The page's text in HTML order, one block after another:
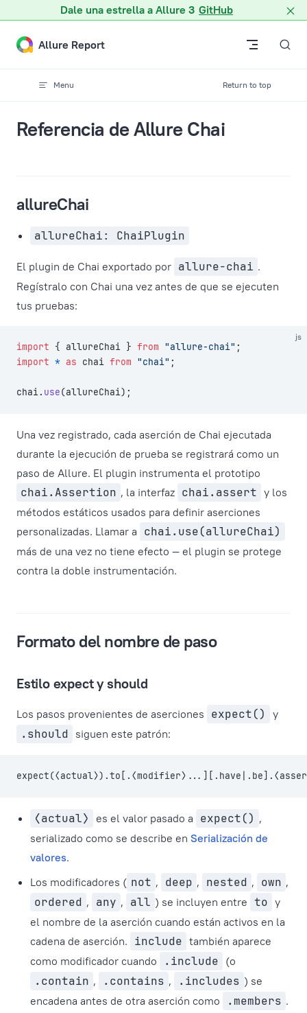
Dale una estrella a Allure 3 GitHub
Skip to content
Allure Report
Menu Return to top
Referencia de Allure Chai
allureChai
allureChai: ChaiPlugin
El plugin de Chai exportado por allure-chai .
Regístralo con Chai una vez antes de que se ejecuten
tus pruebas:
js
import { allureChai } from "allure-chai" ;
import * as chai from "chai" ;
chai. use(allureChai);
Una vez registrado, cada aserción de Chai ejecutada
durante la ejecución de prueba se registrará como un
paso de Allure. El plugin instrumenta el prototipo
chai.Assertion , la interfaz chai.assert y los
métodos estáticos usados para definir aserciones
personalizadas. Llamar a chai.use(allureChai)
más de una vez no tiene efecto — el plugin se protege
contra la doble instrumentación.
Formato del nombre de paso
Estilo expect y should
Los pasos provenientes de aserciones expect() y
.should siguen este patrón:
⟨actual⟩ es el valor pasado a expect() ,
serializado como se describe en Serialización de
valores.
Los modificadores ( not , deep , nested , own ,
ordered , any , all ) se incluyen entre to y
el nombre de la aserción cuando están activos en la
cadena de aserción. include también aparece
como modificador cuando
.include (o
.contain , .contains , .includes ) se
encadena antes de otra aserción como
.members .